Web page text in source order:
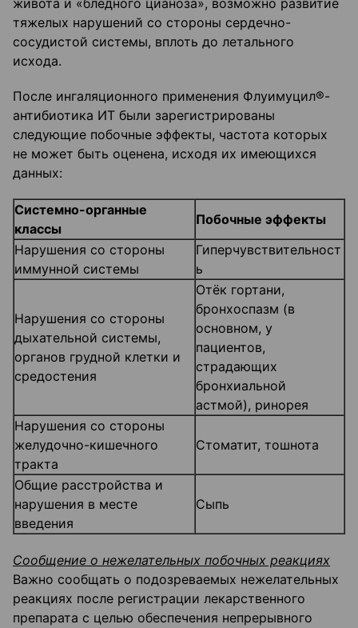
живота и «бледного цианоза», возможно развитие
тяжелых нарушений со стороны сердечно-
сосудистой системы, вплоть до летального
исхода.
После ингаляционного применения Флуимуцил®-
антибиотика ИТ были зарегистрированы
следующие побочные эффекты, частота которых
не может быть оценена, исходя их имеющихся
данных:
Системно-органные
классы
Побочные эффекты
Нарушения co стороны
иммунной системы
Гиперчувствительност
ь
Нарушения со стороны
дыхательной системы,
органов грудной клетки и
средостения
Отёк гортани,
бронхоспазм (в
основном, у
пациентов,
страдающих
бронхиальной
астмой), ринорея
Нарушения со стороны
желудочно-кишечного
тракта
Стоматит, тошнота
Общие расстройства и
нарушения в месте
введения
Сыпь
Сообщение о нежелательных побочных реакциях
Важно сообщать о подозреваемых нежелательных
реакциях после регистрации лекарственного
препарата с целью обеспечения непрерывного